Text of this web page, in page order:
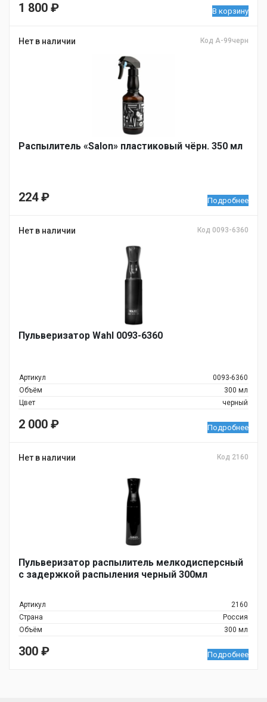
1 800 ₽ В корзину
Нет в наличии Код A-99черн
Распылитель «Salon» пластиковый чёрн. 350 мл
224₽ Подробнее
Нет в наличии Код 0093-6360
Пульверизатор Wahl 0093-6360
Артикул
0093-6360
Объём
300 мл
Цвет
черный
2 000 ₽ Подробнее
Нет в наличии Код 2160
Пульверизатор распылитель мелкодисперсный
с задержкой распыления черный 300мл
Артикул
2160
Страна
Россия
Объём
300 мл
300 ₽ Подробнее